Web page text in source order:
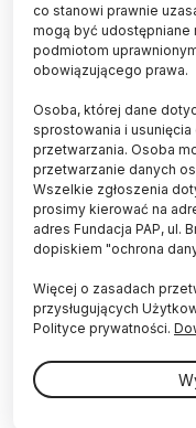
Fot. Adobe Stock
Mamy
sondy JUICE są
życia na
Centrum Badań
Udało się to
przelotu sondy w
W czasie przelotu
Europejska
powodzeniem
co stanowi prawnie
mogą być udostępniane
podmiotom
obowiązującego prawa.
Osoba, której dane
sprostowania i
przetwarzania. Osoba
przetwarzanie danych
Wszelkie zgłoszenia
prosimy kierować na
adres Fundacja PAP, ul.
dopiskiem "ochrona
Więcej o zasadach
przysługujących
Polityce prywatności.